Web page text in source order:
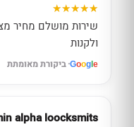
שירות מושלם מחיר
ולקנות
Google · ביקורת מאומתת
alpha loocksmits